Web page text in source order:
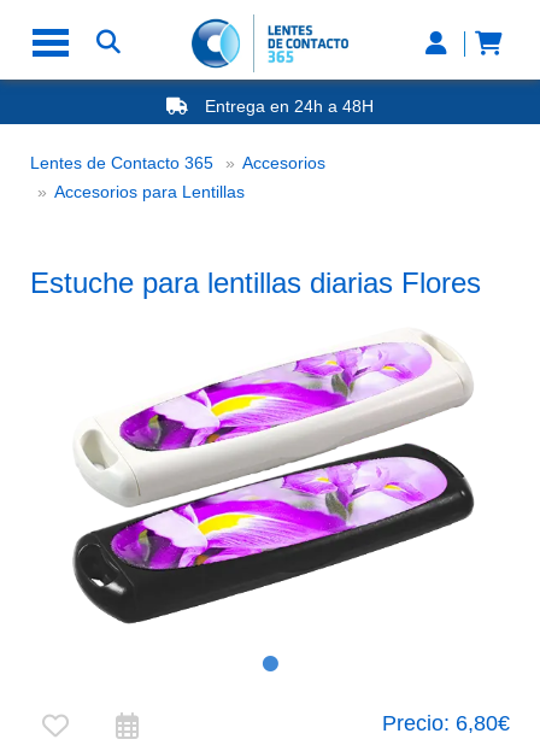
Entrega en 24h a 48H
-20% Gafas de Lectura
Nº1 en Opinión de los Clientes
Lentes de Contacto 365
Accesorios
Accesorios para LentillasEstuche para lentillas diarias Flores
Estuche para lentillas diarias Flores
Precio: 6,80€